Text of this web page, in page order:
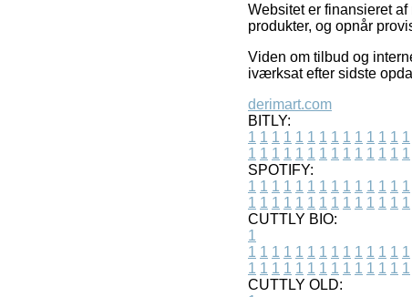
Websitet er finansieret
produkter, og opnår
Viden om tilbud og
iværksat efter sidste
derimart.com
BITLY:
1 1 1 1 1 1 1 1 1 1 1 1 1 1
1 1 1 1 1 1 1 1 1 1 1 1 1 1
SPOTIFY:
1 1 1 1 1 1 1 1 1 1 1 1 1 1
1 1 1 1 1 1 1 1 1 1 1 1 1 1
CUTTLY BIO:
1
1 1 1 1 1 1 1 1 1 1 1 1 1 1
1 1 1 1 1 1 1 1 1 1 1 1 1 1
CUTTLY OLD: